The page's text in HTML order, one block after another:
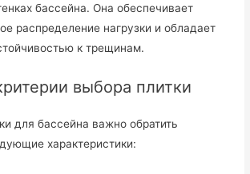
бассейна. Она обеспечивает
распределение нагрузки и обладает
к трещинам.
выбора плитки
для бассейна важно обратить
характеристики: